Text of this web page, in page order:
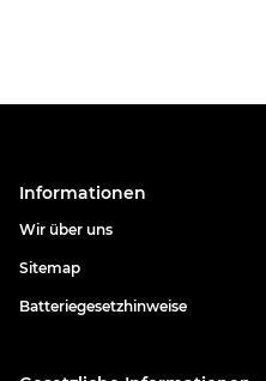
Informationen
Wir über uns
Sitemap
Batteriegesetzhinweise